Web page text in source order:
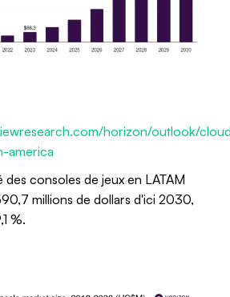
horizon/outlook/
america
consoles de jeux en LATAM
millions de dollars d'ici 2030,
%.